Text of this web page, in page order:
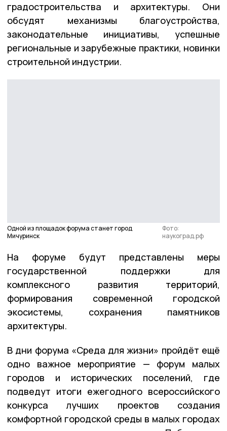
градостроительства и архитектуры. Они
обсудят механизмы благоустройства,
законодательные инициативы, успешные
региональные и зарубежные практики, новинки
строительной индустрии.
Одной из площадок форума станет город
Мичуринск
Фото:
наукоград.рф
На форуме будут представлены меры
государственной поддержки для
комплексного развития территорий,
формирования современной городской
экосистемы, сохранения памятников
архитектуры.
В дни форума «Среда для жизни» пройдёт ещё
одно важное мероприятие — форум малых
городов и исторических поселений, где
подведут итоги ежегодного всероссийского
конкурса лучших проектов создания
комфортной городской среды в малых городах